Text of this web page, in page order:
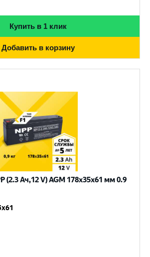
Купить в 1 клик
Добавить в корзину
(2.3 Ач,12 V) AGM 178x35x61 мм 0.9